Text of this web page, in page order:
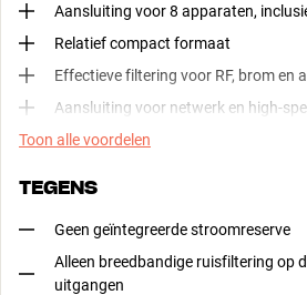
Aansluiting voor 8 apparaten,
Relatief compact formaat
Effectieve filtering voor RF, brom en
Aansluiting voor netwerk en high-
Toon alle voordelen
TEGENS
Geen geïntegreerde stroomreserve
Alleen breedbandige ruisfiltering op
uitgangen